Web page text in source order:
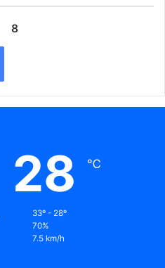
8
28 ℃
33º - 28º
70%
7.5 km/h